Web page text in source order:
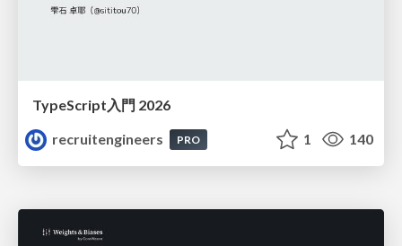
TypeScript入門 2026
recruitengineers
PRO 1 140